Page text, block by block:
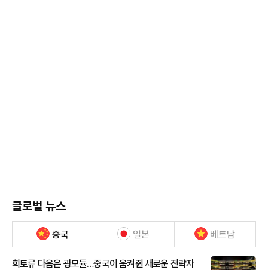
글로벌 뉴스
중국 일본 베트남
희토류 다음은 광모듈…중국이 움켜쥔 새로운 전략자